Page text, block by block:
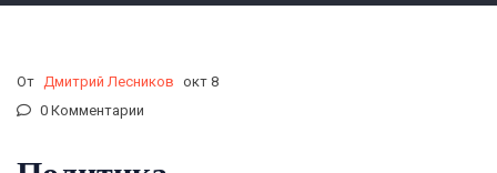
От Дмитрий Лесников окт 8
0 Комментарии